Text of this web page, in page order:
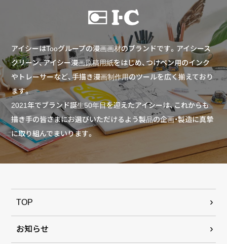
アイシーはTooグループの漫画画材のブランドです。アイシース
クリーン、アイシー漫画原稿用紙をはじめ、つけペン用のインク
やトレーサーなど、手描き漫画制作用のツールを広く揃えており
ます。
2021年でブランド誕生50年目を迎えたアイシーは、これからも
描き手の皆さまにお選びいただけるよう製品の企画・製造に真摯
に取り組んでまいります。
TOP
お知らせ